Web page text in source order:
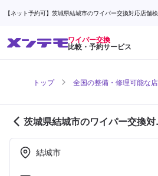
【ネット予約可】茨城県結城市のワイパー交換対応店舗
ワイパー交換
比較・予約サービス
トップ 全国の整備・修理可能な
茨城県結城市のワイパー交換対
店舗紹介 (1ページ目)
結城市